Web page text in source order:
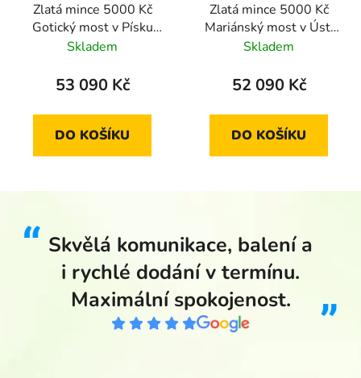
Zlatá mince 5000 Kč
Gotický most v Písku
2011 standard
Skladem
53 090 Kč
DO KOŠÍKU
Zlatá mince 5000 Kč
Mariánský most v Ústí
nad Labem 2015
Skladem
52 090 Kč
DO KOŠÍKU
Skvělá komunikace, balení a
i rychlé dodání v termínu.
Maximální spokojenost.